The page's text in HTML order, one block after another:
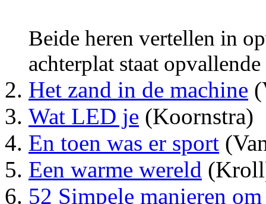
Beide heren vertellen in
achterplat staat opvallende
Het zand in de machine
Wat LED je (Koornstra)
En toen was er sport
Een warme wereld
52 Simpele manieren